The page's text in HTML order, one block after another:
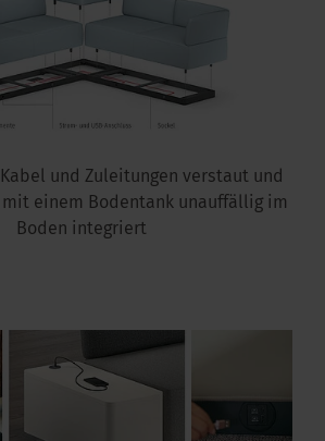
und Zuleitungen verstaut und
einem Bodentank unauffällig im
Boden integriert